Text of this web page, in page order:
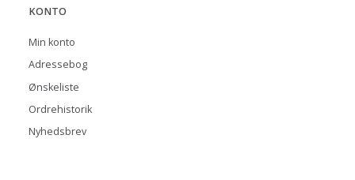
KONTO
Min konto
Adressebog
Ønskeliste
Ordrehistorik
Nyhedsbrev